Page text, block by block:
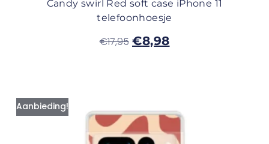
Candy swirl Red soft case iPhone 11
telefoonhoesje
€17,95 €8,98
Aanbieding!